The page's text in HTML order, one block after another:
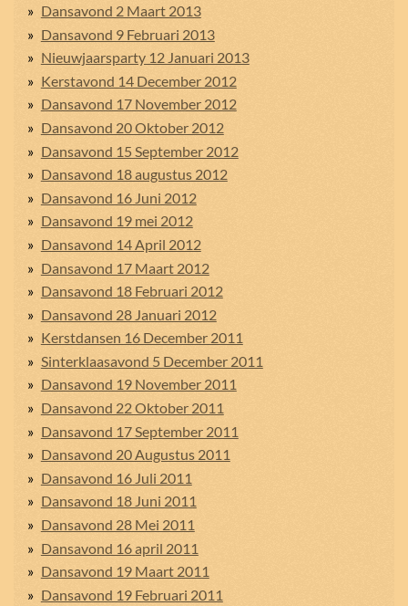
Dansavond 2 Maart 2013
Dansavond 9 Februari 2013
Nieuwjaarsparty 12 Januari 2013
Kerstavond 14 December 2012
Dansavond 17 November 2012
Dansavond 20 Oktober 2012
Dansavond 15 September 2012
Dansavond 18 augustus 2012
Dansavond 16 Juni 2012
Dansavond 19 mei 2012
Dansavond 14 April 2012
Dansavond 17 Maart 2012
Dansavond 18 Februari 2012
Dansavond 28 Januari 2012
Kerstdansen 16 December 2011
Sinterklaasavond 5 December 2011
Dansavond 19 November 2011
Dansavond 22 Oktober 2011
Dansavond 17 September 2011
Dansavond 20 Augustus 2011
Dansavond 16 Juli 2011
Dansavond 18 Juni 2011
Dansavond 28 Mei 2011
Dansavond 16 april 2011
Dansavond 19 Maart 2011
Dansavond 19 Februari 2011